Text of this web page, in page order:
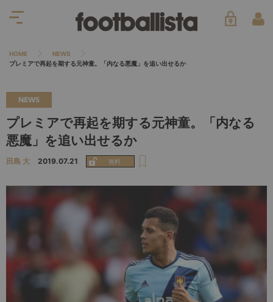
HOME
NEWS
プレミアで再起を期する元神童。「内なる悪魔」を追い出せるか
NEWS
プレミアで再起を期する元神童。「内なる
悪魔」を追い出せるか
田島 大 2019.07.21